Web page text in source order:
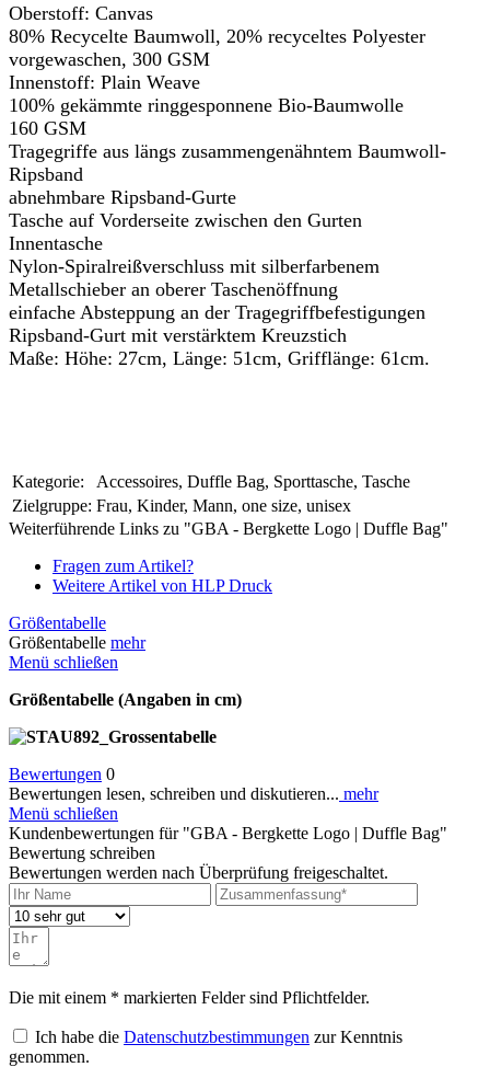
Oberstoff: Canvas
80% Recycelte Baumwoll, 20% recyceltes Polyester
vorgewaschen, 300 GSM
Innenstoff: Plain Weave
100% gekämmte ringgesponnene Bio-Baumwolle
160 GSM
Tragegriffe aus längs zusammengenähntem Baumwoll-
Ripsband
abnehmbare Ripsband-Gurte
Tasche auf Vorderseite zwischen den Gurten
Innentasche
Nylon-Spiralreißverschluss mit silberfarbenem
Metallschieber an oberer Taschenöffnung
einfache Absteppung an der Tragegriffbefestigungen
Ripsband-Gurt mit verstärktem Kreuzstich
Maße: Höhe: 27cm, Länge: 51cm, Grifflänge: 61cm.
Kategorie:
Accessoires, Duffle Bag, Sporttasche, Tasche
Zielgruppe: Frau, Kinder, Mann, one size, unisex
Weiterführende Links zu "GBA - Bergkette Logo | Duffle Bag"
Fragen zum Artikel?
Weitere Artikel von HLP Druck
Größentabelle
Größentabelle mehr
Menü schließen
Größentabelle (Angaben in cm)
Bewertungen 0
Bewertungen lesen, schreiben und diskutieren... mehr
Menü schließen
Kundenbewertungen für "GBA - Bergkette Logo | Duffle Bag"
Bewertung schreiben
Bewertungen werden nach Überprüfung freigeschaltet.
Die mit einem * markierten Felder sind Pflichtfelder.
Ich habe die Datenschutzbestimmungen zur Kenntnis
genommen.